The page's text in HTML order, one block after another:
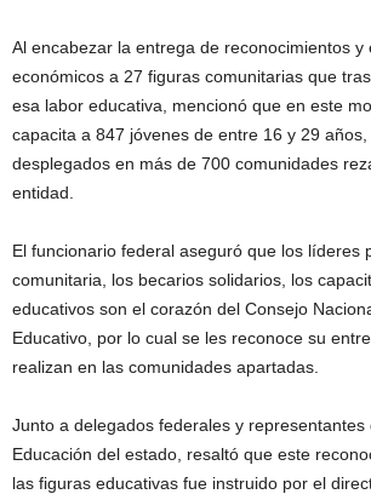
Al encabezar la entrega de reconocimientos y
económicos a 27 figuras comunitarias que
esa labor educativa, mencionó que en este
capacita a 847 jóvenes de entre 16 y 29
desplegados en más de 700 comunidades
entidad.
El funcionario federal aseguró que los líderes
comunitaria, los becarios solidarios, los
educativos son el corazón del Consejo
Educativo, por lo cual se les reconoce su
realizan en las comunidades apartadas.
Junto a delegados federales y
Educación del estado, resaltó que este
las figuras educativas fue instruido por el